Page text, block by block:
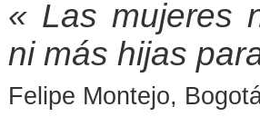
« Las mujeres
ni más hijas
Felipe Montejo,